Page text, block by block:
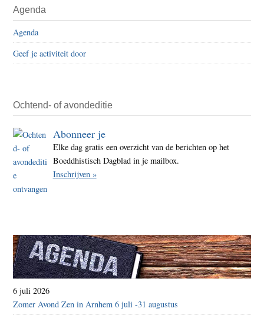
Agenda
Agenda
Geef je activiteit door
Ochtend- of avondeditie
Abonneer je
Elke dag gratis een overzicht van de berichten op het
Boeddhistisch Dagblad in je mailbox.
Inschrijven »
6 juli 2026
Zomer Avond Zen in Arnhem 6 juli -31 augustus